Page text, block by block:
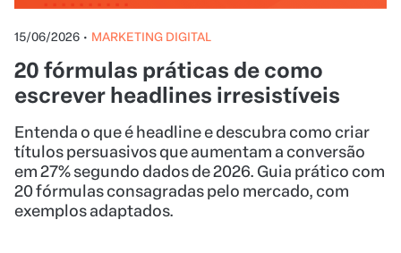
15/06/2026 • MARKETING DIGITAL
20 fórmulas práticas de como
escrever headlines irresistíveis
Entenda o que é headline e descubra como criar
títulos persuasivos que aumentam a conversão
em 27% segundo dados de 2026. Guia prático com
20 fórmulas consagradas pelo mercado, com
exemplos adaptados.